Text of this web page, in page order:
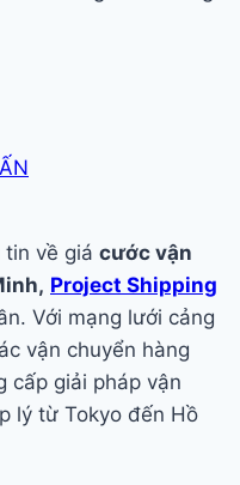
về giá cước vận
Project Shipping
Với mạng lưới cảng
vận chuyển hàng
cấp giải pháp vận
lý từ Tokyo đến Hồ